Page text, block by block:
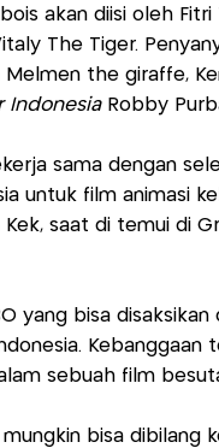
akan diisi oleh
The Tiger.
Melmen the giraffe,
Indonesia Robby
sama dengan
untuk film animasi
Kek, saat di temui di
yang bisa
Kebanggaan
sebuah film
bisa dibilang